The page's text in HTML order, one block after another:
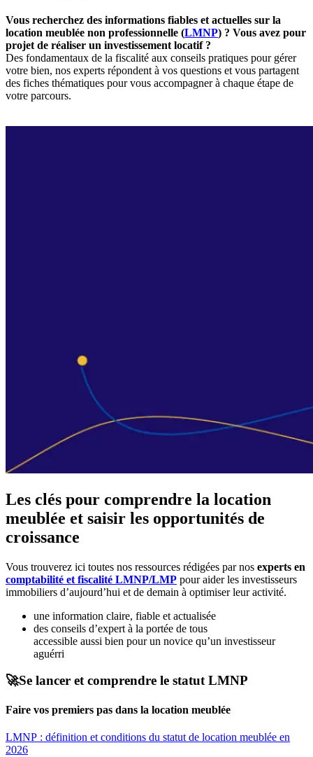
Vous recherchez des informations fiables et actuelles sur la
location meublée non professionnelle (LMNP) ? Vous avez pour
projet de réaliser un investissement locatif ?
Des fondamentaux de la fiscalité aux conseils pratiques pour gérer
votre bien, nos experts répondent à vos questions et vous partagent
des fiches thématiques pour vous accompagner à chaque étape de
votre parcours.
Les clés pour comprendre la location
meublée et saisir les opportunités de
croissance
Vous trouverez ici toutes nos ressources rédigées par nos experts en
comptabilité et fiscalité LMNP/LMP pour aider les investisseurs
immobiliers d’aujourd’hui et de demain à optimiser leur activité.
une information claire, fiable et actualisée
des conseils d’expert à la portée de tous
accessible aussi bien pour un novice qu’un investisseur
aguérri
🚀Se lancer et comprendre le statut LMNP
Faire vos premiers pas dans la location meublée
LMNP : définition et conditions du statut de location meublée en
2026